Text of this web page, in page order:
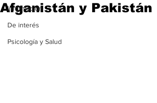
Información
De interés
Psicología y Salud
Afganistán y Pakistán